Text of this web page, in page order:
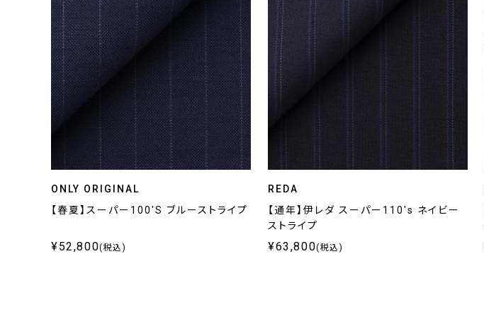
ONLY ORIGINAL
【春夏】スーパー100'S ブルーストライプ
¥52,800(税込)
REDA
【通年】伊レダ スーパー110's ネイビー
ストライプ
¥63,800(税込)